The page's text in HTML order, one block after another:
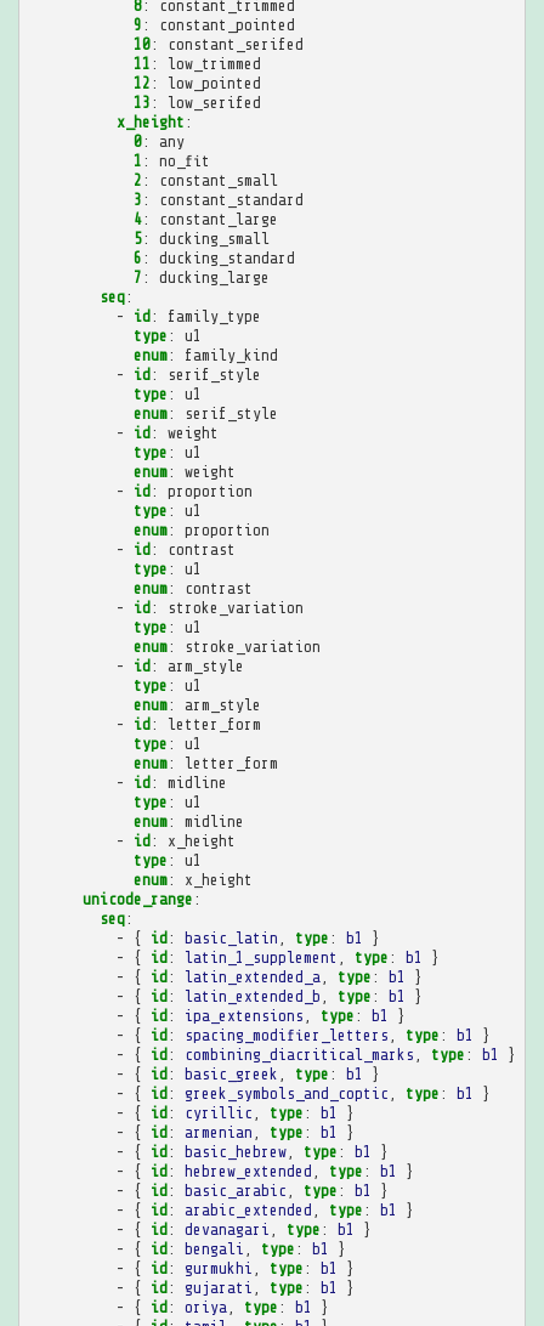
8:
constant_trimmed
9 :
constant_pointed
10:
constant_serifed
11 :
low_trimmed
12 :
low_pointed
13 :
low_serifed
x_height :
0:
any
1 :
no_fit
2 :
constant_small
3 :
constant_standard
4:
constant_large
5:
ducking_small
6 :
ducking_standard
7 :
ducking_large
seq:
-
id :
family_type
type :
u1
enum:
family_kind
-
id :
serif_style
type :
u1
enum:
serif_style
-
id :
weight
type :
u1
enum:
weight
-
id :
proportion
type :
u1
enum:
proportion
-
id :
contrast
type :
u1
enum:
contrast
-
id :
stroke_variation
type :
u1
enum:
stroke_variation
-
id :
arm_style
type :
u1
enum:
arm_style
-
id :
letter_form
type :
u1
enum:
letter_form
-
id :
midline
type :
u1
enum:
midline
-
id :
x_height
type :
u1
enum:
x_height
unicode_range :
seq:
-
{ id : basic_latin type : b1
}
-
{ id : latin_1_supplement type : b1
}
-
{ id : latin_extended_a type : b1
}
-
{ id : latin_extended_b type : b1
}
-
{ id : ipa_extensions type : b1
}
-
{ id : spacing_modifier_letters type : b1
}
-
{ id : combining_diacritical_marks type : b1
}
-
{ id : basic_greek type : b1
}
-
{ id : greek_symbols_and_coptic type : b1
}
-
{ id : cyrillic type : b1
}
-
{ id : armenian type : b1
}
-
{ id : basic_hebrew, type : b1
}
-
{ id : hebrew_extended type : b1
}
-
{ id : basic_arabic type : b1
}
-
{ id : arabic_extended type : b1
}
-
{ id : devanagari type : b1
}
-
{ id : bengali type : b1
}
-
{ id : gurmukhi type : b1
}
-
{ id : gujarati type : b1
}
-
{ id : oriya type : b1
}